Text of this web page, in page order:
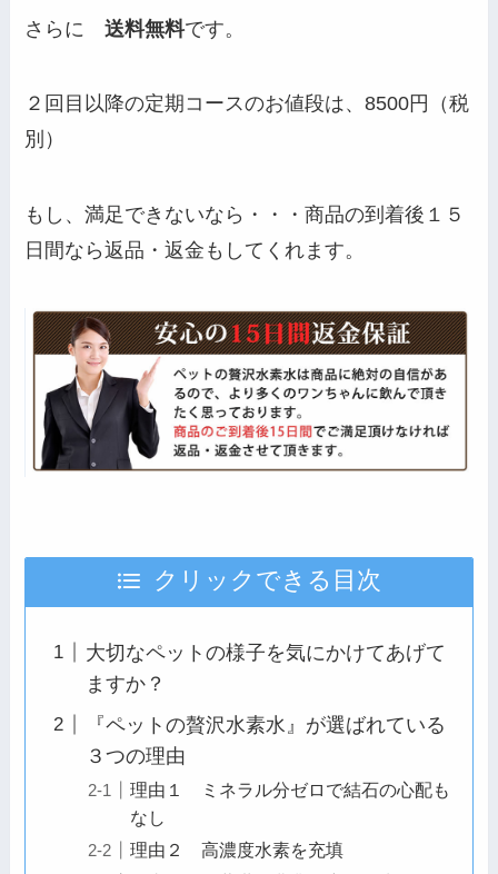
さらに送料無料です。
２回目以降の定期コースのお値段は、8500円（税
別）
もし、満足できないなら・・・商品の到着後１５
日間なら返品・返金もしてくれます。
クリックできる目次
大切なペットの様子を気にかけてあげて
ますか？
『ペットの贅沢水素水』が選ばれている
３つの理由
理由１ ミネラル分ゼロで結石の心配も
なし
理由２ 高濃度水素を充填